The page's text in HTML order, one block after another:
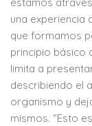
una experiencia
que formamos
principio básico
limita a
describiendo el
organismo y
mismos. “Esto